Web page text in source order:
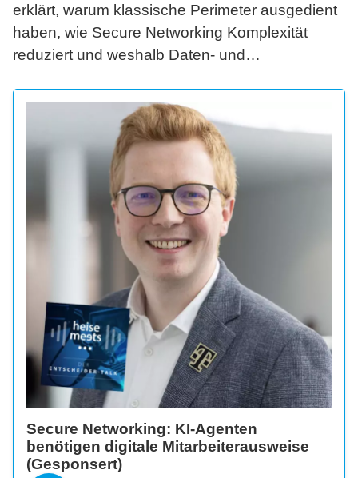
erklärt, warum klassische Perimeter ausgedient
haben, wie Secure Networking Komplexität
reduziert und weshalb Daten- und
Frage werden.
Secure Networking: KI-Agenten
benötigen digitale Mitarbeiterausweise
(Gesponsert)